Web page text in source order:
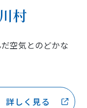
村
空気とのどかな
詳しく見る